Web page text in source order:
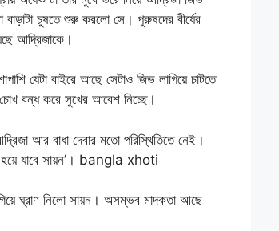
চুষতে শুরু করলো সে। পুরুষদের বীর্যের
আদ্রিজাকে।
যেটা বাইরে আছে সেটাও জিভ লাগিয়ে চাটতে
বন্ধ করে সুখের আবেশ নিচ্ছে।
আর বাধা দেবার মতো পরিস্থিতিতে নেই।
হয়ে যাবে সায়ন’। bangla xhoti
ঘ্রাণ নিলো সায়ন। অসম্ভব মাদকতা আছে